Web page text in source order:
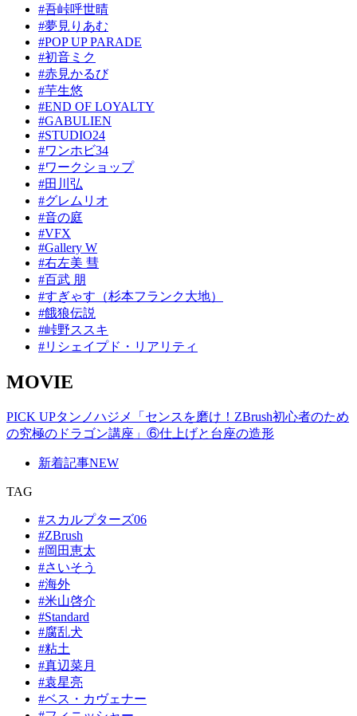
#吾峠呼世晴
#夢見りあむ
#POP UP PARADE
#初音ミク
#赤見かるび
#芋生悠
#END OF LOYALTY
#GABULIEN
#STUDIO24
#ワンホビ34
#ワークショップ
#田川弘
#グレムリオ
#音の庭
#VFX
#Gallery W
#右左美 彗
#百武 朋
#すぎゃす（杉本フランク大地）
#餓狼伝説
#峠野ススキ
#リシェイプド・リアリティ
MOVIE
PICK UPタンノハジメ「センスを磨け！ZBrush初心者のため
の究極のドラゴン講座」⑥仕上げと台座の造形
新着記事NEW
TAG
#スカルプターズ06
#ZBrush
#岡田恵太
#さいそう
#海外
#米山啓介
#Standard
#腐乱犬
#粘土
#真辺菜月
#袁星亮
#ベス・カヴェナー